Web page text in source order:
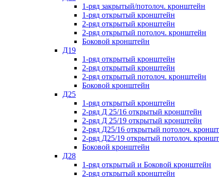
1-ряд закрытый/потолоч. кронштейн
1-ряд открытый кронштейн
2-ряд открытый кронштейн
2-ряд открытый потолоч. кронштейн
Боковой кронштейн
Д19
1-ряд открытый кронштейн
2-ряд открытый кронштейн
2-ряд открытый потолоч. кронштейн
Боковой кронштейн
Д25
1-ряд открытый кронштейн
2-ряд Д 25/16 открытый кронштейн
2-ряд Д 25/19 открытый кронштейн
2-ряд Д25/16 открытый потолоч.
2-ряд Д25/19 открытый потолоч.
Боковой кронштейн
Д28
1-ряд открытый и Боковой кронштейн
2-ряд открытый кронштейн